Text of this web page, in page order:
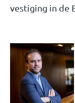
vestiging in de